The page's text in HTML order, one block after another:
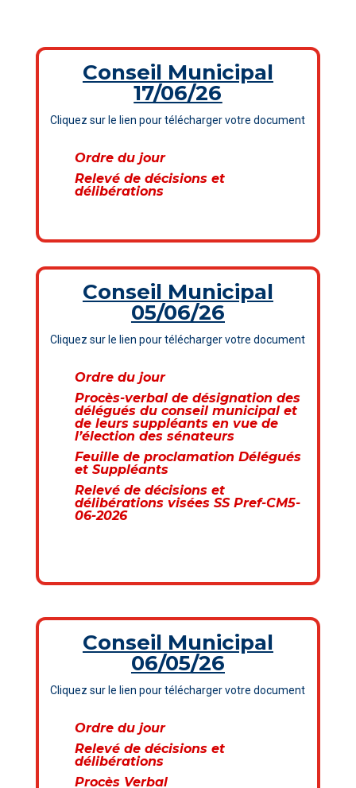
Conseil Municipal
17/06/26
Cliquez sur le lien pour télécharger votre document
Ordre du jour
Relevé de décisions et
délibérations
Conseil Municipal
05/06/26
Cliquez sur le lien pour télécharger votre document
Ordre du jour
Procès-verbal de désignation des
délégués du conseil municipal et
de leurs suppléants en vue de
l’élection des sénateurs
Feuille de proclamation Délégués
et Suppléants
Relevé de décisions et
délibérations visées SS Pref-CM5-
06-2026
Conseil Municipal
06/05/26
Cliquez sur le lien pour télécharger votre document
Ordre du jour
Relevé de décisions et
délibérations
Procès Verbal